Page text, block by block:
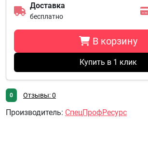
Доставка
бесплатно
В корзину
Купить в 1 клик
0 Отзывы: 0
Производитель: СпецПрофРесурс